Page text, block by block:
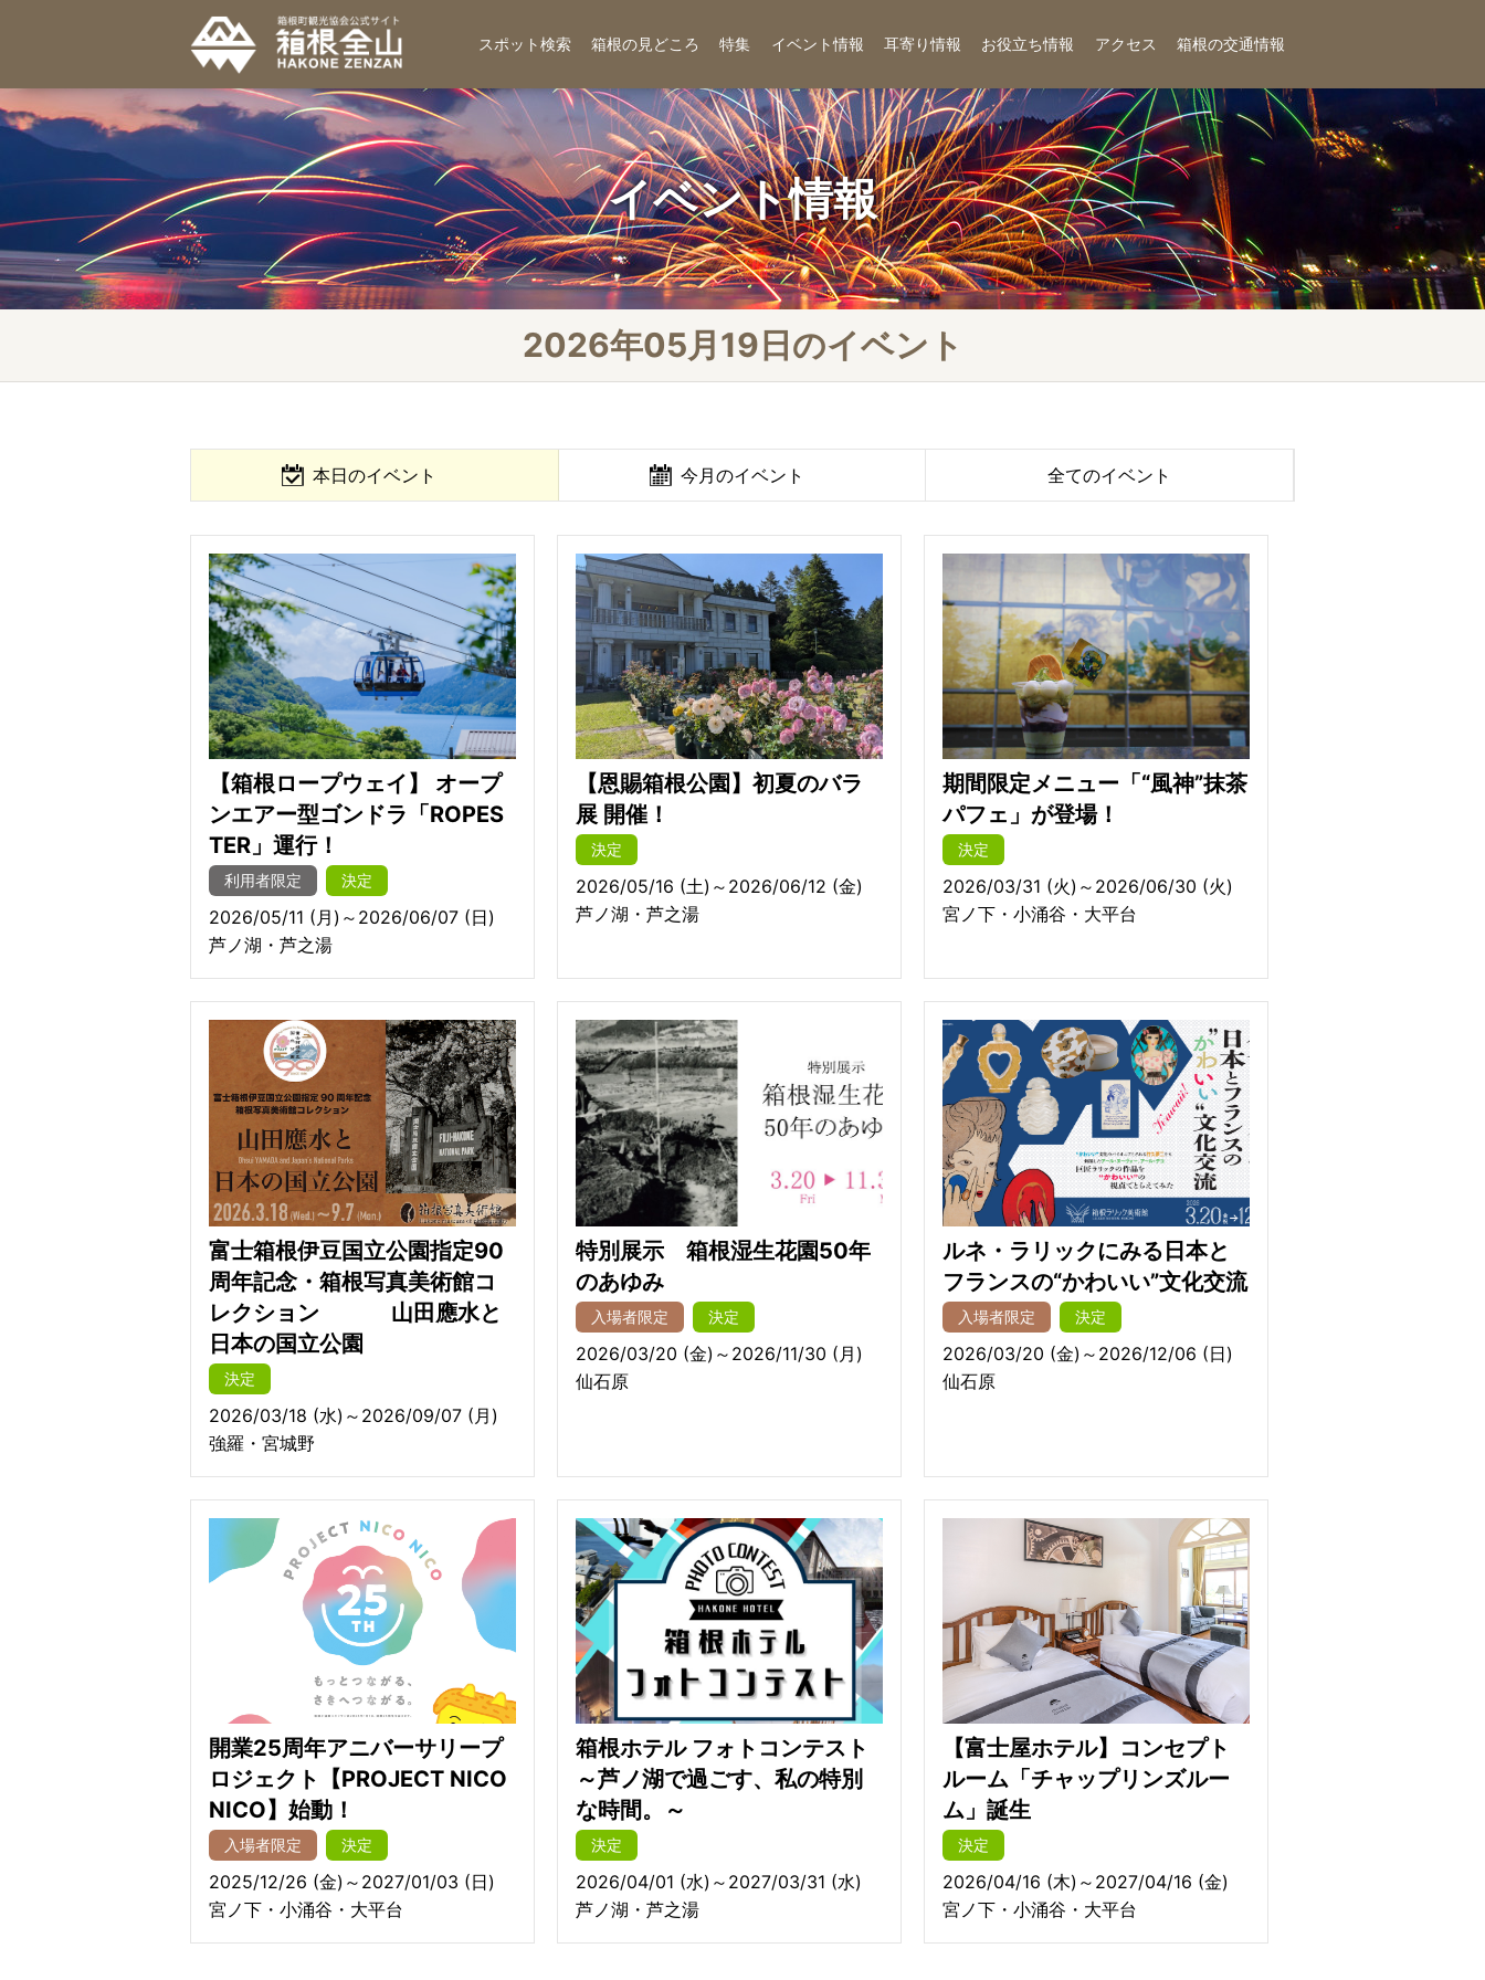
スポット検索 箱根の見どころ 特集 イベント情報 耳寄り情報 お役立ち情報 アクセス 箱根の交通情報
イベント情報
2026年05月19日のイベント
本日のイベント 今月のイベント 全てのイベント
【箱根ロープウェイ】 オープ
ンエアー型ゴンドラ「ROPES
TER」運行！
利用者限定 決定
2026/05/11 (月)～2026/06/07 (日)
芦ノ湖・芦之湯
【恩賜箱根公園】初夏のバラ
展 開催！
決定
2026/05/16 (土)～2026/06/12 (金)
芦ノ湖・芦之湯
期間限定メニュー「“風神”抹茶
パフェ」が登場！
決定
2026/03/31 (火)～2026/06/30 (火)
宮ノ下・小涌谷・大平台
富士箱根伊豆国立公園指定90
周年記念・箱根写真美術館コ
レクション 山田應水と
日本の国立公園
決定
2026/03/18 (水)～2026/09/07 (月)
強羅・宮城野
特別展示 箱根湿生花園50年
のあゆみ
入場者限定 決定
2026/03/20 (金)～2026/11/30 (月)
仙石原
ルネ・ラリックにみる日本と
フランスの“かわいい”文化交流
入場者限定 決定
2026/03/20 (金)～2026/12/06 (日)
仙石原
開業25周年アニバーサリープ
ロジェクト【PROJECT NICO
NICO】始動！
入場者限定 決定
2025/12/26 (金)～2027/01/03 (日)
宮ノ下・小涌谷・大平台
箱根ホテル フォトコンテスト
～芦ノ湖で過ごす、私の特別
な時間。～
決定
2026/04/01 (水)～2027/03/31 (水)
芦ノ湖・芦之湯
【富士屋ホテル】コンセプト
ルーム「チャップリンズルー
ム」誕生
決定
2026/04/16 (木)～2027/04/16 (金)
宮ノ下・小涌谷・大平台